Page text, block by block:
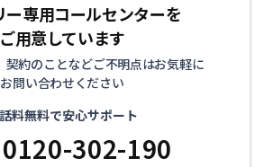
ー専用コールセンターを
ご用意しています
契約のことなどご不明点はお気軽に
お問い合わせください
料無料で安心サポート
0120-302-190